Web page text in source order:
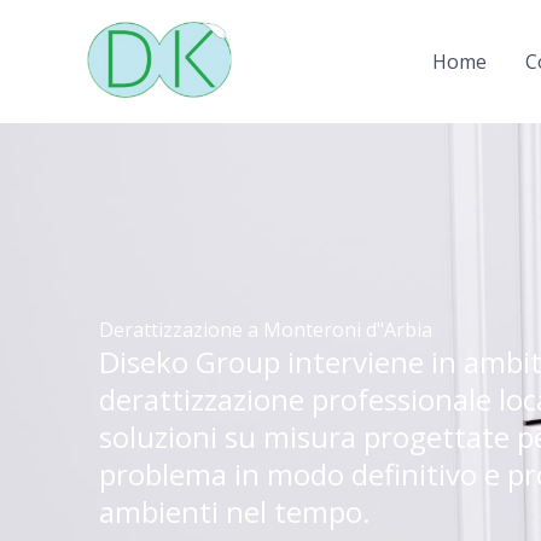
contenuto
Home
Derattizzazione a Monteroni d"Arbia
Diseko Group interviene in
derattizzazione professionale
soluzioni su misura progettate
problema in modo definitivo e
ambienti nel tempo.